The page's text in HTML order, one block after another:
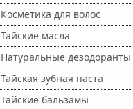
Косметика для волос
Тайские масла
Натуральные дезодоранты
Тайская зубная паста
Тайские бальзамы